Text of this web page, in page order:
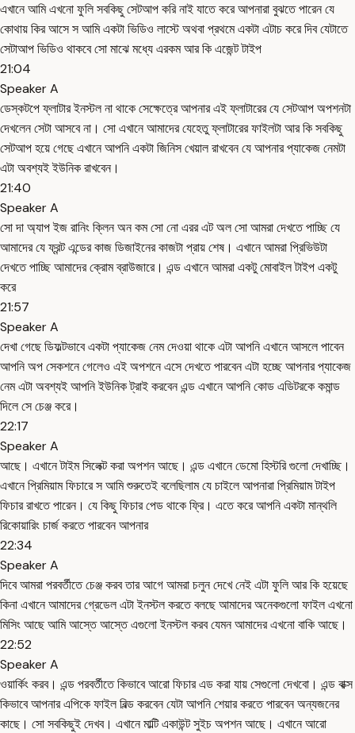
এখানে আমি এখনো ফুলি সবকিছু সেটআপ করি নাই যাতে করে আপনারা বুঝতে পারেন যে
কোথায় কির আসে স আমি একটা ভিডিও লাস্টে অথবা প্রথমে একটা এটাচ করে দিব যেটাতে
সেটাআপ ভিডিও থাকবে সো মাঝে মধ্যে এরকম আর কি এজেন্ট টাইপ
21:04
Speaker A
ডেস্কটপে ফ্লাটার ইনস্টল না থাকে সেক্ষেত্রে আপনার এই ফ্লাটারের যে সেটআপ অপশনটা
দেখলেন সেটা আসবে না। সো এখানে আমাদের যেহেতু ফ্লাটারের ফাইলটা আর কি সবকিছু
সেটআপ হয়ে গেছে এখানে আপনি একটা জিনিস খেয়াল রাখবেন যে আপনার প্যাকেজ নেমটা
এটা অবশ্যই ইউনিক রাখবেন।
21:40
Speaker A
সো দা অ্যাপ ইজ রানিং ক্লিন অন কম সো নো এরর এট অল সো আমরা দেখতে পাচ্ছি যে
আমাদের যে ফ্রন্ট এন্ডের কাজ ডিজাইনের কাজটা প্রায় শেষ। এখানে আমরা প্রিভিউটা
দেখতে পাচ্ছি আমাদের ক্রোম ব্রাউজারে। এন্ড এখানে আমরা একটু মোবাইল টাইপ একটু
করে
21:57
Speaker A
দেখা গেছে ডিফল্টভাবে একটা প্যাকেজ নেম দেওয়া থাকে এটা আপনি এখানে আসলে পাবেন
আপনি অপ সেকশনে গেলেও এই অপশনে এসে দেখতে পারবেন এটা হচ্ছে আপনার প্যাকেজ
নেম এটা অবশ্যই আপনি ইউনিক ট্রাই করবেন এন্ড এখানে আপনি কোড এডিটরকে কমান্ড
দিলে সে চেঞ্জ করে।
22:17
Speaker A
আছে। এখানে টাইম সিলেক্ট করা অপশন আছে। এন্ড এখানে ডেমো হিস্টরি গুলো দেখাচ্ছি।
এখানে প্রিমিয়াম ফিচারে স আমি শুরুতেই বলেছিলাম যে চাইলে আপনারা প্রিমিয়াম টাইপ
ফিচার রাখতে পারেন। যে কিছু ফিচার পেড থাকে ফ্রি। এতে করে আপনি একটা মান্থলি
রিকোয়ারিং চার্জ করতে পারবেন আপনার
22:34
Speaker A
দিবে আমরা পরবর্তীতে চেঞ্জ করব তার আগে আমরা চলুন দেখে নেই এটা ফুলি আর কি হয়েছে
কিনা এখানে আমাদের গ্রেডেল এটা ইনস্টল করতে বলছে আমাদের অনেকগুলো ফাইল এখনো
মিসিং আছে আমি আস্তে আস্তে এগুলো ইনস্টল করব যেমন আমাদের এখনো বাকি আছে।
22:52
Speaker A
ওয়ার্কিং করব। এন্ড পরবর্তীতে কিভাবে আরো ফিচার এড করা যায় সেগুলো দেখবো। এন্ড বাক্স
কিভাবে আপনার এপিকে ফাইল বিল্ড করবেন যেটা আপনি শেয়ার করতে পারবেন অন্যজনের
কাছে। সো সবকিছুই দেখব। এখানে মাল্টি একাউন্ট সুইচ অপশন আছে। এখানে আরো